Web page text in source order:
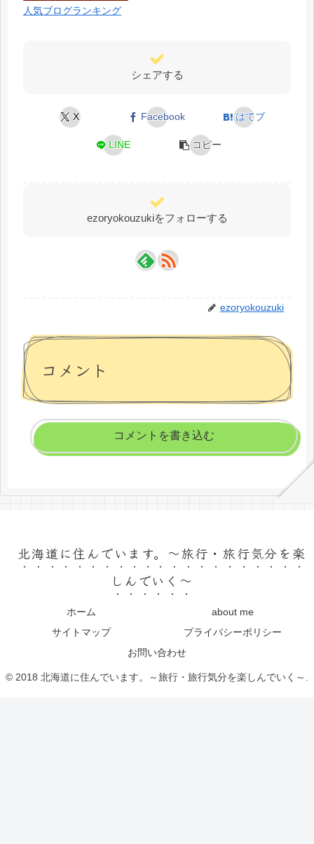
人気ブログランキング
シェアする
X Facebook はてブ
LINE コピー
ezoryokouzukiをフォローする
ezoryokouzuki
コメント
コメントを書き込む
北海道に住んでいます。～旅行・旅行気分を楽
しんでいく～
ホーム
about me
サイトマップ
プライバシーポリシー
お問い合わせ
© 2018 北海道に住んでいます。～旅行・旅行気分を楽しんでいく～.